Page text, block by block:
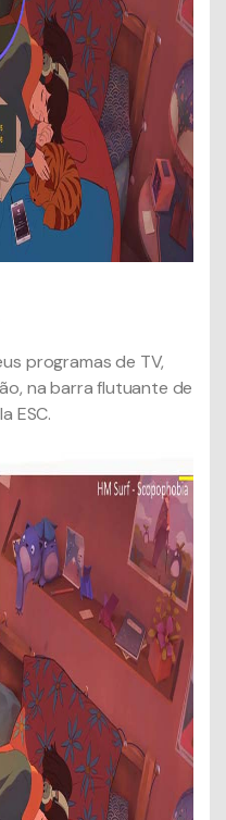
programas de TV,
na barra flutuante de
ESC.